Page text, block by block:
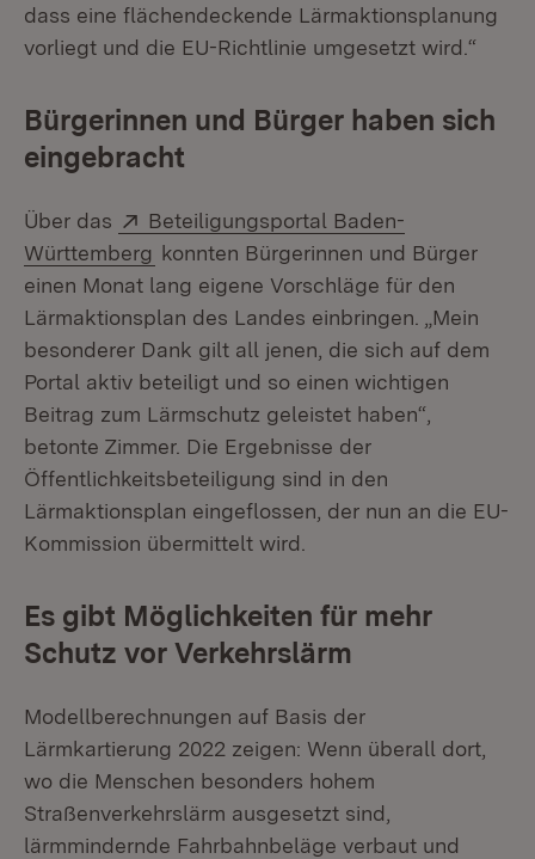
dass eine flächendeckende Lärmaktionsplanung
vorliegt und die EU-Richtlinie umgesetzt wird.“
Bürgerinnen und Bürger haben sich
eingebracht
Über das Extern:
Beteiligungsportal Baden-
Württemberg (Öffnet in neuem Fenster)
konnten Bürgerinnen und Bürger
einen Monat lang eigene Vorschläge für den
Lärmaktionsplan des Landes einbringen. „Mein
besonderer Dank gilt all jenen, die sich auf dem
Portal aktiv beteiligt und so einen wichtigen
Beitrag zum Lärmschutz geleistet haben“,
betonte Zimmer. Die Ergebnisse der
Öffentlichkeitsbeteiligung sind in den
Lärmaktionsplan eingeflossen, der nun an die EU-
Kommission übermittelt wird.
Es gibt Möglichkeiten für mehr
Schutz vor Verkehrslärm
Modellberechnungen auf Basis der
Lärmkartierung 2022 zeigen: Wenn überall dort,
wo die Menschen besonders hohem
Straßenverkehrslärm ausgesetzt sind,
lärmmindernde Fahrbahnbeläge verbaut und